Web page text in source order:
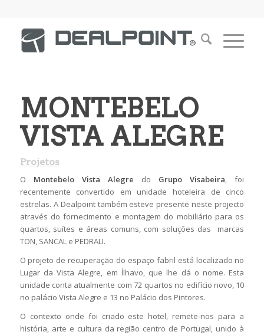
MONTEBELO
VISTA ALEGRE
Projetos
O Montebelo Vista Alegre do Grupo Visabeira, foi
recentemente convertido em unidade hoteleira de cinco
estrelas. A Dealpoint também esteve presente neste projecto
através do fornecimento e montagem do mobiliário para os
quartos, suítes e áreas comuns, com soluções das marcas
TON, SANCAL e PEDRALI.
O projeto de recuperação do espaço fabril está localizado no
Lugar da Vista Alegre, em Ílhavo, que lhe dá o nome. Esta
unidade conta atualmente com 72 quartos no edifício novo, 10
no palácio Vista Alegre e 13 no Palácio dos Pintores.
O contexto onde foi criado este hotel, remete-nos para a
história, arte e cultura da região centro de Portugal, unido à